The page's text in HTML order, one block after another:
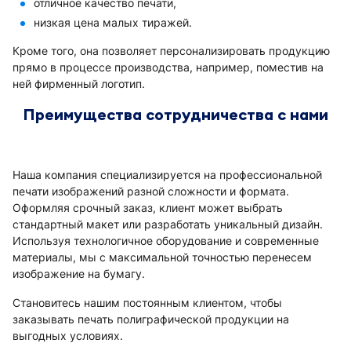
низкая цена малых тиражей.
Кроме того, она позволяет персонализировать продукцию
прямо в процессе производства, например, поместив на
ней фирменный логотип.
Преимущества сотрудничества с нами
Наша компания специализируется на профессиональной
печати изображений разной сложности и формата.
Оформляя срочный заказ, клиент может выбрать
стандартный макет или разработать уникальный дизайн.
Используя технологичное оборудование и современные
материалы, мы с максимальной точностью перенесем
изображение на бумагу.
Становитесь нашим постоянным клиентом, чтобы
заказывать печать полиграфической продукции на
выгодных условиях.